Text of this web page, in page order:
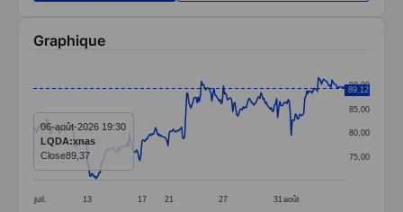
Graphique
Line chart with 299 data points.
The chart has 1 X axis displaying categories.
The chart has 1 Y axis displaying values. Data
juil. 13 17 21 27 31 août
75,00
80,00
85,00
90,00
89,12
06-août-2026 19:30
LQDA:xnas
Close89,37